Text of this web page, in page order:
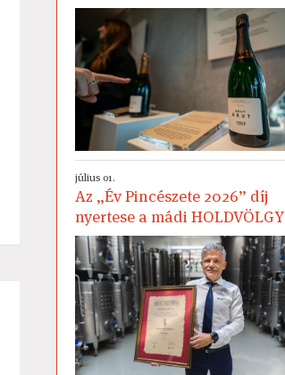
július 01.
Az „Év Pincészete 2026” díj
nyertese a mádi HOLDVÖLGY